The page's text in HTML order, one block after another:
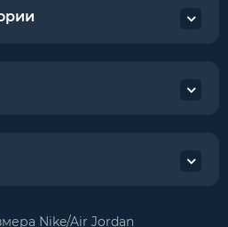
Nike/Air Jordan